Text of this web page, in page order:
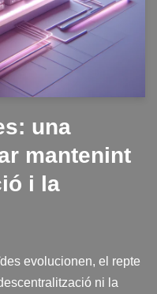
una
mantenint
i la
evolucionen, el repte
ni la